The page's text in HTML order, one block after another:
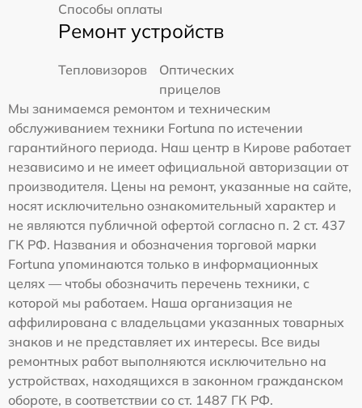
Способы оплаты
Ремонт устройств
Тепловизоров
Оптических
прицелов
Мы занимаемся ремонтом и техническим
обслуживанием техники Fortuna по истечении
гарантийного периода. Наш центр в Кирове работает
независимо и не имеет официальной авторизации от
производителя. Цены на ремонт, указанные на сайте,
носят исключительно ознакомительный характер и
не являются публичной офертой согласно п. 2 ст. 437
ГК РФ. Названия и обозначения торговой марки
Fortuna упоминаются только в информационных
целях — чтобы обозначить перечень техники, с
которой мы работаем. Наша организация не
аффилирована с владельцами указанных товарных
знаков и не представляет их интересы. Все виды
ремонтных работ выполняются исключительно на
устройствах, находящихся в законном гражданском
обороте, в соответствии со ст. 1487 ГК РФ.